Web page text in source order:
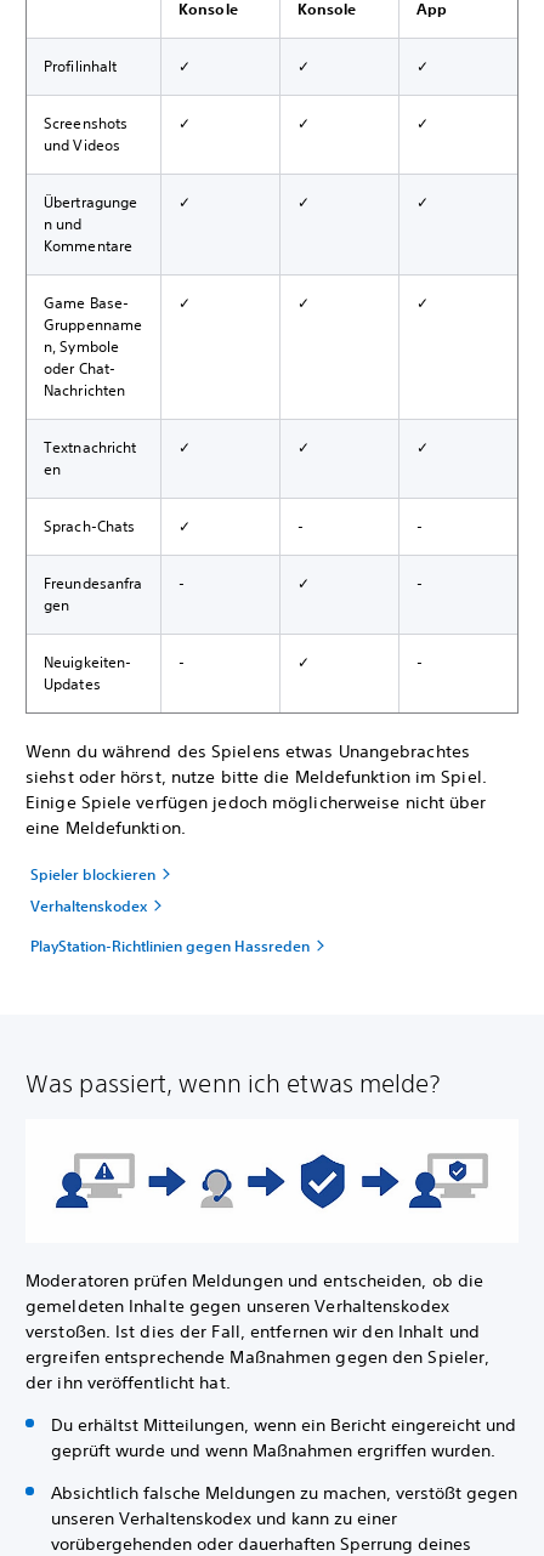
Konsole
Konsole
App
Profilinhalt ✓ ✓ ✓
Screenshots
und Videos
✓ ✓ ✓
Übertragunge
n und
Kommentare
✓ ✓ ✓
Game Base-
Gruppenname
n, Symbole
oder Chat-
Nachrichten
✓ ✓ ✓
Textnachricht
en
✓ ✓ ✓
Sprach-Chats ✓ - -
Freundesanfra
gen
- ✓ -
Neuigkeiten-
Updates
- ✓ -
Wenn du während des Spielens etwas Unangebrachtes
siehst oder hörst, nutze bitte die Meldefunktion im Spiel.
Einige Spiele verfügen jedoch möglicherweise nicht über
eine Meldefunktion.
Spieler blockieren
Verhaltenskodex
PlayStation-Richtlinien gegen Hassreden
Was passiert, wenn ich etwas melde?
Moderatoren prüfen Meldungen und entscheiden, ob die
gemeldeten Inhalte gegen unseren Verhaltenskodex
verstoßen. Ist dies der Fall, entfernen wir den Inhalt und
ergreifen entsprechende Maßnahmen gegen den Spieler,
der ihn veröffentlicht hat.
Du erhältst Mitteilungen, wenn ein Bericht eingereicht und
geprüft wurde und wenn Maßnahmen ergriffen wurden.
Absichtlich falsche Meldungen zu machen, verstößt gegen
unseren Verhaltenskodex und kann zu einer
vorübergehenden oder dauerhaften Sperrung deines